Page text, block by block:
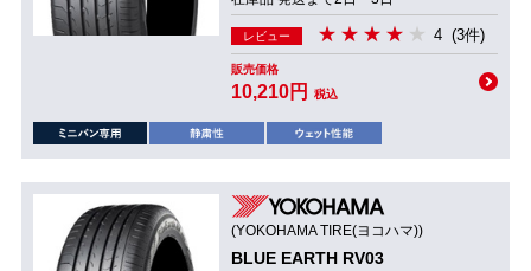
レビュー 4 (3件)
販売価格
10,210円 税込
(YOKOHAMA TIRE(ヨコハマ))
BLUE EARTH RV03